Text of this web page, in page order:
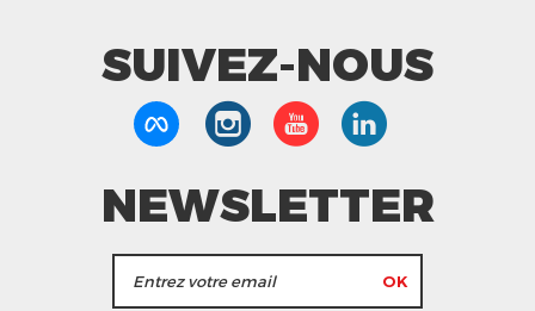
SUIVEZ-NOUS
NEWSLETTER